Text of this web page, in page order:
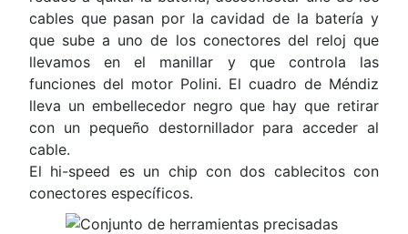
cables que pasan por la cavidad de la batería y
que sube a uno de los conectores del reloj que
llevamos en el manillar y que controla las
funciones del motor Polini. El cuadro de Méndiz
lleva un embellecedor negro que hay que retirar
con un pequeño destornillador para acceder al
cable.
El hi-speed es un chip con dos cablecitos con
conectores específicos.